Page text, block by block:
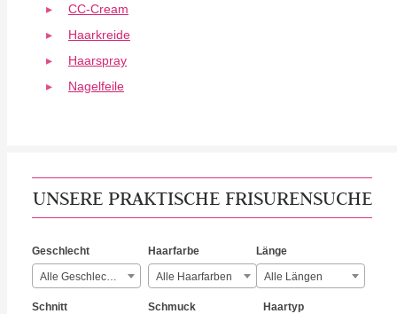
CC-Cream
Haarkreide
Haarspray
Nagelfeile
UNSERE PRAKTISCHE FRISURENSUCHE
Geschlecht
Alle Geschlechter
Haarfarbe
Alle Haarfarben
Länge
Alle Längen
Schnitt Schmuck Haartyp